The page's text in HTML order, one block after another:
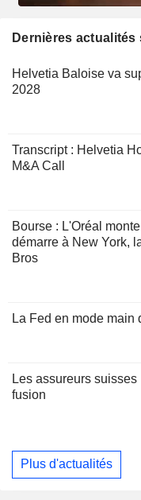
Dernières
Helvetia Baloise va
2028
Transcript : Helvetia
M&A Call
Bourse : L'Oréal
démarre à New York,
Bros
La Fed en mode main
Les assureurs
fusion
Plus d'actualités